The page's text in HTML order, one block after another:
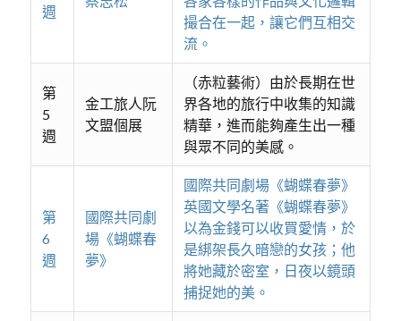
週
撮合在一起，讓它們互相交
流。
第
5
週
金工旅人阮
文盟個展
（赤粒藝術）由於長期在世
界各地的旅行中收集的知識
精華，進而能夠產生出一種
與眾不同的美感。
第
6
週
國際共同劇
場《蝴蝶春
夢》
國際共同劇場《蝴蝶春夢》
英國文學名著《蝴蝶春夢》
以為金錢可以收買愛情，於
是綁架長久暗戀的女孩；他
將她藏於密室，日夜以鏡頭
捕捉她的美。